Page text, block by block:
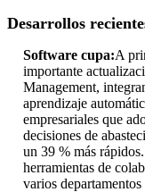
Desarrollos
Software cupa:A
importante
Management,
aprendizaje
empresariales que
decisiones de
un 39 % más
herramientas de
varios